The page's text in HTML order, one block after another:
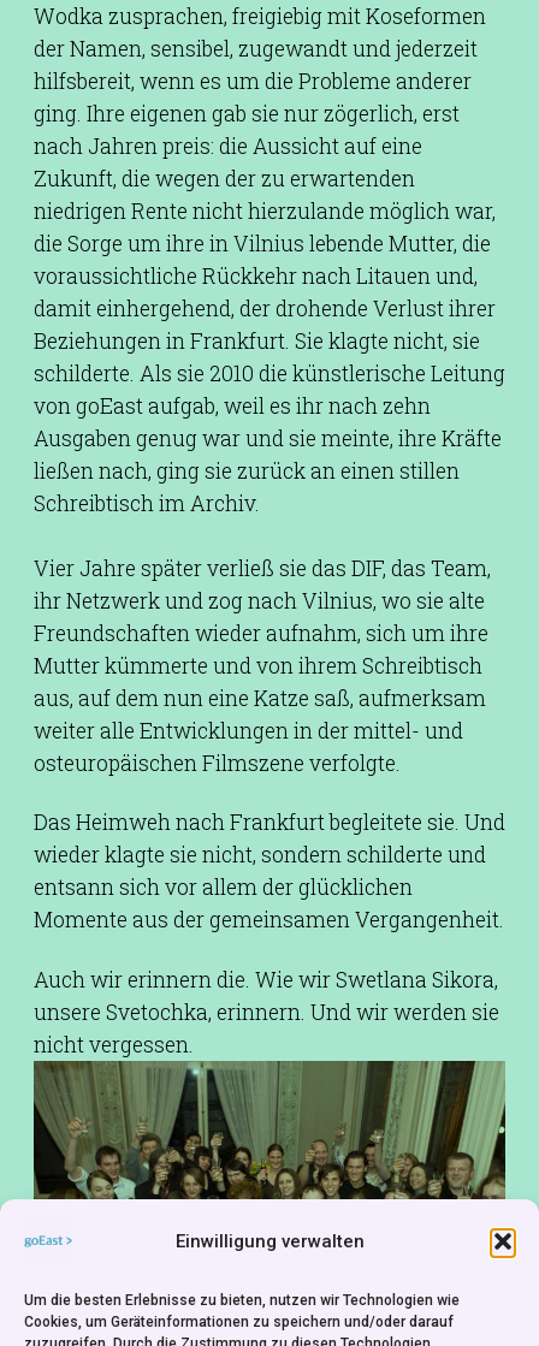
Einwilligung verwalten
Um die besten Erlebnisse zu bieten, nutzen wir Technologien wie
Cookies, um Geräteinformationen zu speichern und/oder darauf
Wodka zusprachen, freigiebig mit Koseformen
der Namen, sensibel, zugewandt und jederzeit
hilfsbereit, wenn es um die Probleme anderer
ging. Ihre eigenen gab sie nur zögerlich, erst
nach Jahren preis: die Aussicht auf eine
Zukunft, die wegen der zu erwartenden
niedrigen Rente nicht hierzulande möglich war,
die Sorge um ihre in Vilnius lebende Mutter, die
voraussichtliche Rückkehr nach Litauen und,
damit einhergehend, der drohende Verlust ihrer
Beziehungen in Frankfurt. Sie klagte nicht, sie
schilderte. Als sie 2010 die künstlerische Leitung
von goEast aufgab, weil es ihr nach zehn
Ausgaben genug war und sie meinte, ihre Kräfte
ließen nach, ging sie zurück an einen stillen
Schreibtisch im Archiv.
Vier Jahre später verließ sie das DIF, das Team,
ihr Netzwerk und zog nach Vilnius, wo sie alte
Freundschaften wieder aufnahm, sich um ihre
Mutter kümmerte und von ihrem Schreibtisch
aus, auf dem nun eine Katze saß, aufmerksam
weiter alle Entwicklungen in der mittel- und
osteuropäischen Filmszene verfolgte.
Das Heimweh nach Frankfurt begleitete sie. Und
wieder klagte sie nicht, sondern schilderte und
entsann sich vor allem der glücklichen
Momente aus der gemeinsamen Vergangenheit.
Auch wir erinnern die. Wie wir Swetlana Sikora,
unsere Svetochka, erinnern. Und wir werden sie
nicht vergessen.